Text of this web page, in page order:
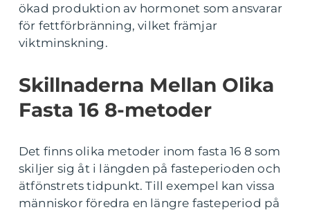
ökad produktion av hormonet som ansvarar
för fettförbränning, vilket främjar
viktminskning.
Skillnaderna Mellan Olika
Fasta 16 8-metoder
Det finns olika metoder inom fasta 16 8 som
skiljer sig åt i längden på fasteperioden och
ätfönstrets tidpunkt. Till exempel kan vissa
människor föredra en längre fasteperiod på